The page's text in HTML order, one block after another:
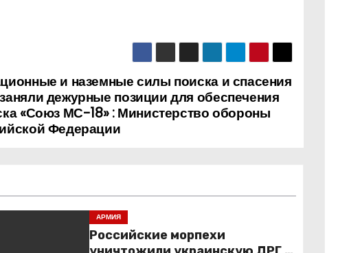
и наземные силы поиска и спасения
дежурные позиции для обеспечения
«Союз МС-18» : Министерство обороны
Федерации
АРМИЯ
Российские морпехи